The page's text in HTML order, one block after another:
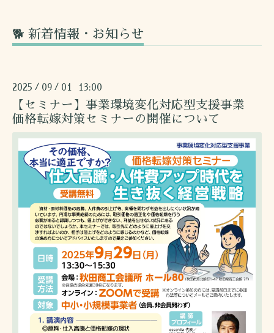
🐕 新着情報・お知らせ
2025 / 09 / 01 13:00
【セミナー】事業環境変化対応型支援事業
価格転嫁対策セミナーの開催について